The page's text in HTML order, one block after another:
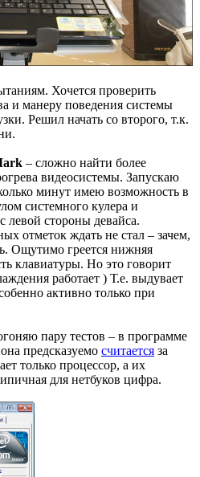
Хочется проверить
и манеру поведения системы
Решил начать со второго, т.к.
– сложно найти более
видеосистемы. Запускаю
минут имею возможность в
системного кулера и
левой стороны девайса.
отметок ждать не стал – зачем,
Ощутимо греется нижняя
клавиатуры. Но это говорит
работает ) Т.е. выдувает
активно только при
пару тестов – в программе
предсказуемо считается за
только процессор, а их
для нетбуков цифра.